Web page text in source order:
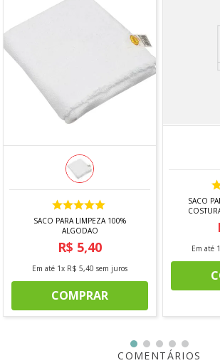
Ideal para bancadas, mesas de jantar,
cozinhas planejadas, a Fruteira Black
escolha perfeita para quem busca
mão do estilo.
Características:
Design moderno e elegante;
Estrutura resistente em aço;
Detalhes em madeira teca;
Formato aberto que favorece a
alimentos;
Perfeita para cozinhas, mesas de
gourmet;
Combina funcionalidade e
Durável, prática e fácil de limpar.
Especificações Técnicas:
Marca:Arthi
Linha:Black Eco Design
Material:Aço e Madeira Teca
Acabamento:
Comprimento: 26,5 cm
SACO PARA LIMPEZA 100%
ALGODAO
R$ 5,40
Em até 1x R$ 5,40 sem juros
COMPRAR
SACO
Em até 1
COMENTÁRIOS